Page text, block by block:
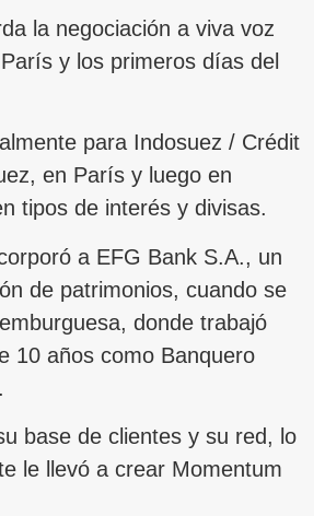
la negociación a viva voz
y los primeros días del
para Indosuez / Crédit
en París y luego en
tipos de interés y divisas.
a EFG Bank S.A., un
de patrimonios, cuando se
donde trabajó
10 años como Banquero
base de clientes y su red, lo
le llevó a crear Momentum